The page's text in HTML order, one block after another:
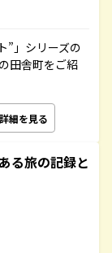
”」シリーズの
田舎町をご紹
詳細を見る
る旅の記録と